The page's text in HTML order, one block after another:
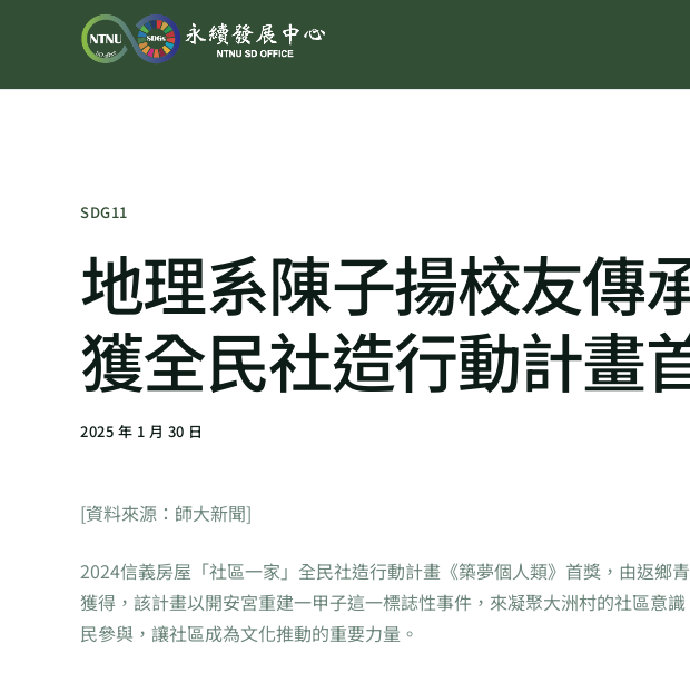
SDG11
地理系陳子揚校友傳
獲全民社造行動計畫
2025 年 1 月 30 日
[資料來源：師大新聞]
2024信義房屋「社區一家」全民社造行動計畫《築夢個人類》首獎，由返鄉
獲得，該計畫以開安宮重建一甲子這一標誌性事件，來凝聚大洲村的社區意
民參與，讓社區成為文化推動的重要力量。